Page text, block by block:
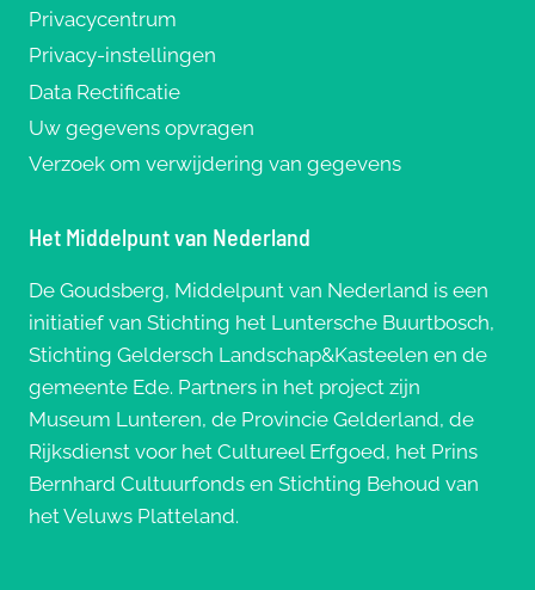
Privacycentrum
Privacy-instellingen
Data Rectificatie
Uw gegevens opvragen
Verzoek om verwijdering van gegevens
Het Middelpunt van Nederland
De Goudsberg, Middelpunt van Nederland is een
initiatief van Stichting het Luntersche Buurtbosch,
Stichting Geldersch Landschap&Kasteelen en de
gemeente Ede. Partners in het project zijn
Museum Lunteren, de Provincie Gelderland, de
Rijksdienst voor het Cultureel Erfgoed, het Prins
Bernhard Cultuurfonds en Stichting Behoud van
het Veluws Platteland.